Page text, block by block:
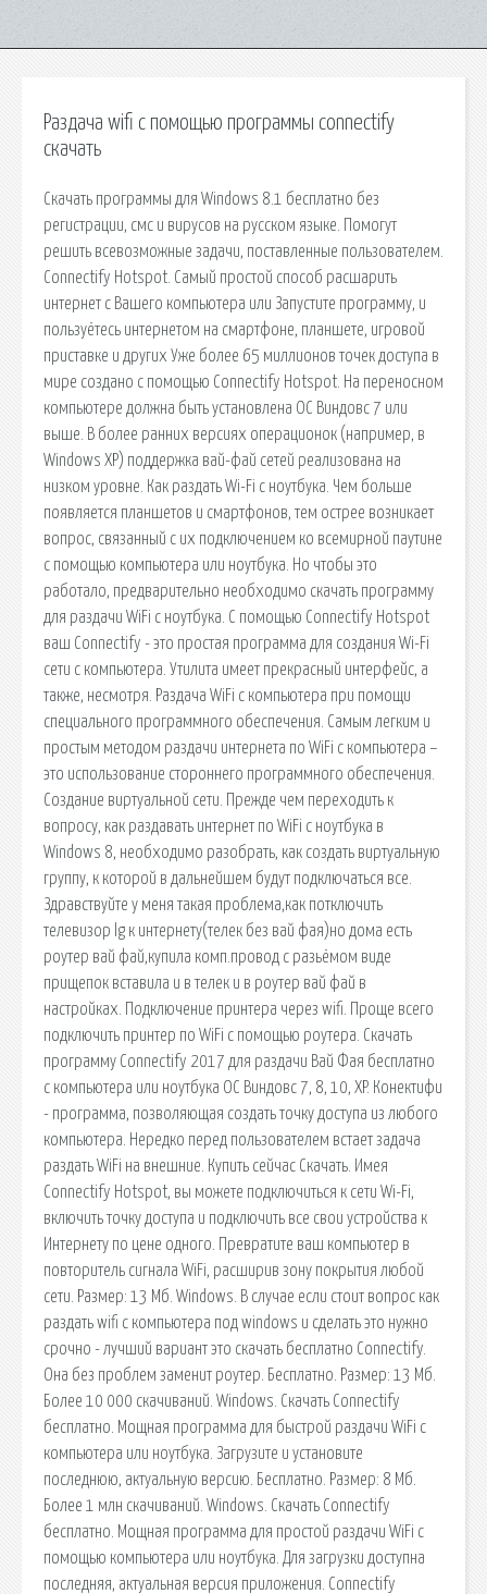
Раздача wifi с помощью программы connectify
скачать
Скачать программы для Windows 8.1 бесплатно без
регистрации, смс и вирусов на русском языке. Помогут
решить всевозможные задачи, поставленные пользователем.
Connectify Hotspot. Самый простой способ расшарить
интернет с Вашего компьютера или Запустите программу, и
пользуётесь интернетом на смартфоне, планшете, игровой
приставке и других Уже более 65 миллионов точек доступа в
мире создано с помощью Connectify Hotspot. На переносном
компьютере должна быть установлена ОС Виндовс 7 или
выше. В более ранних версиях операционок (например, в
Windows XP) поддержка вай-фай сетей реализована на
низком уровне. Как раздать Wi-Fi с ноутбука. Чем больше
появляется планшетов и смартфонов, тем острее возникает
вопрос, связанный с их подключением ко всемирной паутине
с помощью компьютера или ноутбука. Но чтобы это
работало, предварительно необходимо скачать программу
для раздачи WiFi с ноутбука. С помощью Connectify Hotspot
ваш Connectify - это простая программа для создания Wi-Fi
сети с компьютера. Утилита имеет прекрасный интерфейс, а
также, несмотря. Раздача WiFi с компьютера при помощи
специального программного обеспечения. Самым легким и
простым методом раздачи интернета по WiFi с компьютера –
это использование стороннего программного обеспечения.
Создание виртуальной сети. Прежде чем переходить к
вопросу, как раздавать интернет по WiFi с ноутбука в
Windows 8, необходимо разобрать, как создать виртуальную
группу, к которой в дальнейшем будут подключаться все.
Здравствуйте у меня такая проблема,как потключить
телевизор lg к интернету(телек без вай фая)но дома есть
роутер вай фай,купила комп.провод с разьёмом виде
прищепок вставила и в телек и в роутер вай фай в
настройках. Подключение принтера через wifi. Проще всего
подключить принтер по WiFi с помощью роутера. Скачать
программу Connectify 2017 для раздачи Вай Фая бесплатно
с компьютера или ноутбука ОС Виндовс 7, 8, 10, XP. Конектифи
- программа, позволяющая создать точку доступа из любого
компьютера. Нередко перед пользователем встает задача
раздать WiFi на внешние. Купить сейчас Скачать. Имея
Connectify Hotspot, вы можете подключиться к сети Wi-Fi,
включить точку доступа и подключить все свои устройства к
Интернету по цене одного. Превратите ваш компьютер в
повторитель сигнала WiFi, расширив зону покрытия любой
сети. Размер: 13 Мб. Windows. В случае если стоит вопрос как
раздать wifi с компьютера под windows и сделать это нужно
срочно - лучший вариант это скачать бесплатно Connectify.
Она без проблем заменит роутер. Бесплатно. Размер: 13 Мб.
Более 10 000 скачиваний. Windows. Скачать Connectify
бесплатно. Мощная программа для быстрой раздачи WiFi с
компьютера или ноутбука. Загрузите и установите
последнюю, актуальную версию. Бесплатно. Размер: 8 Мб.
Более 1 млн скачиваний. Windows. Скачать Connectify
бесплатно. Мощная программа для простой раздачи WiFi с
помощью компьютера или ноутбука. Для загрузки доступна
последняя, актуальная версия приложения. Connectify